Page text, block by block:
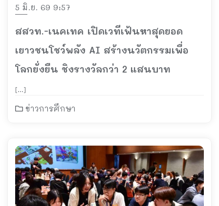
5 มิ.ย. 69 9:57
สสวท.-เนคเทค เปิดเวทีเฟ้นหาสุดยอด
เยาวชนโชว์พลัง AI สร้างนวัตกรรมเพื่อ
โลกยั่งยืน ชิงรางวัลกว่า 2 แสนบาท
[…]
ข่าวการศึกษา